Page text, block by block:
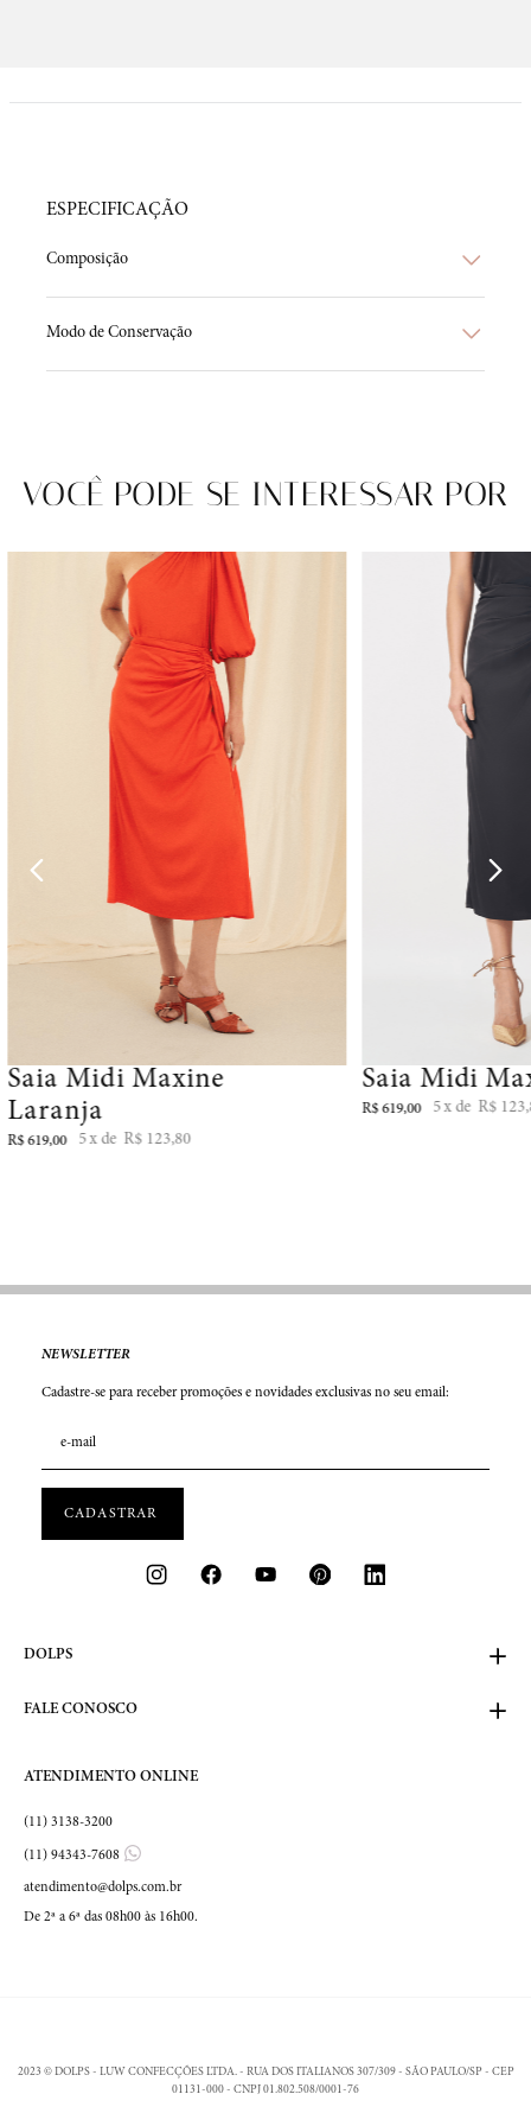
ESPECIFICAÇÃO
Composição
Modo de Conservação
VOCÊ PODE SE INTERESSAR POR
Saia Midi Maxine
Laranja
R$ 619,00 5 R$ 123,80
Saia Midi
R$ 619,00 5 R$ 123,
NEWSLETTER
Cadastre-se para receber promoções e novidades exclusivas no seu email:
DOLPS
FALE CONOSCO
ATENDIMENTO ONLINE
(11) 3138-3200
(11) 94343-7608
atendimento@dolps.com.br
De 2ª a 6ª das 08h00 às 16h00.
2023 © DOLPS - LUW CONFECÇÕES LTDA. - RUA DOS ITALIANOS 307/309 - SÃO PAULO/SP - CEP
01131-000 - CNPJ 01.802.508/0001-76